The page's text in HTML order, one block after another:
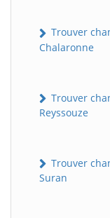
Trouver
Chalaronne
Trouver
Reyssouze
Trouver
Suran